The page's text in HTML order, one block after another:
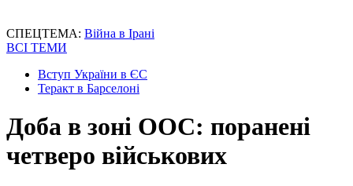
СПЕЦТЕМА: Війна в Ірані
ВСІ ТЕМИ
Вступ України в ЄС
Теракт в Барселоні
Доба в зоні ООС: поранені
четверо військових